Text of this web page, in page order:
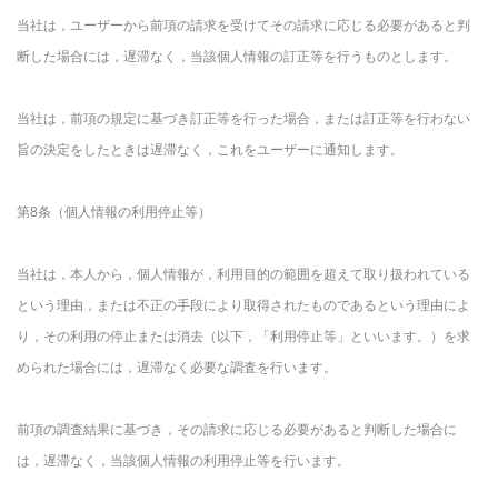
当社は，ユーザーから前項の請求を受けてその請求に応じる必要があると判
断した場合には，遅滞なく，当該個人情報の訂正等を行うものとします。
当社は，前項の規定に基づき訂正等を行った場合，または訂正等を行わない
旨の決定をしたときは遅滞なく，これをユーザーに通知します。
第8条（個人情報の利用停止等）
当社は，本人から，個人情報が，利用目的の範囲を超えて取り扱われている
という理由，または不正の手段により取得されたものであるという理由によ
り，その利用の停止または消去（以下，「利用停止等」といいます。）を求
められた場合には，遅滞なく必要な調査を行います。
前項の調査結果に基づき，その請求に応じる必要があると判断した場合に
は，遅滞なく，当該個人情報の利用停止等を行います。